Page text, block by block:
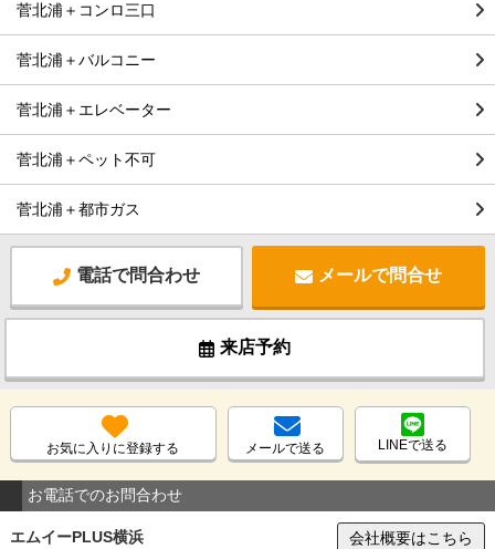
菅北浦＋コンロ三口
菅北浦＋バルコニー
菅北浦＋エレベーター
菅北浦＋ペット不可
菅北浦＋都市ガス
電話で問合わせ メールで問合せ
来店予約
お気に入りに登録する メールで送る LINEで送る
お電話でのお問合わせ
エムイーPLUS横浜 会社概要はこちら